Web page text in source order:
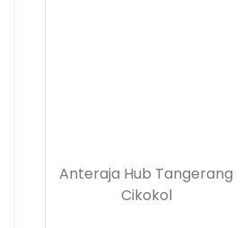
Anteraja Hub Tangerang
Cikokol